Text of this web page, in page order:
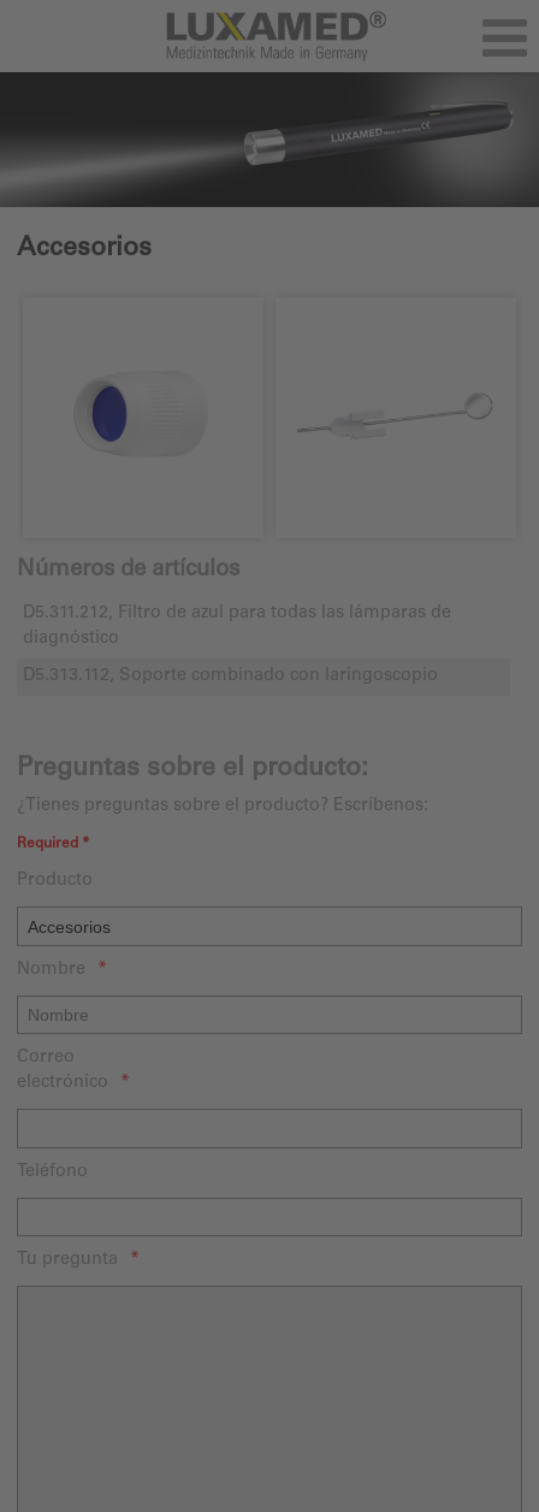
Accesorios
Números de artículos
D5.311.212, Filtro de azul para todas las lámparas de
diagnóstico
D5.313.112, Soporte combinado con laringoscopio
Preguntas sobre el producto:
¿Tienes preguntas sobre el producto? Escríbenos:
Required *
Producto
Nombre
Correo
electrónico
Teléfono
Tu pregunta